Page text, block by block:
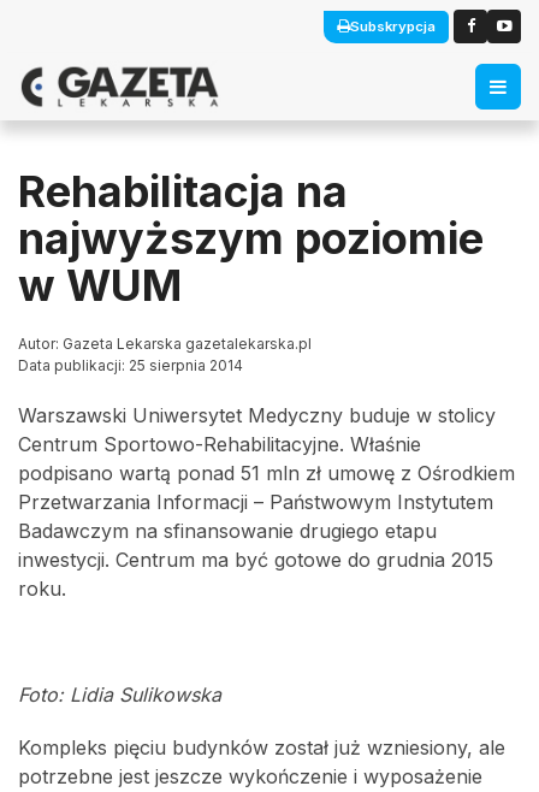
Subskrypcja
Rehabilitacja na
najwyższym poziomie
w WUM
Autor: Gazeta Lekarska gazetalekarska.pl
Data publikacji: 25 sierpnia 2014
Warszawski Uniwersytet Medyczny buduje w stolicy
Centrum Sportowo-Rehabilitacyjne. Właśnie
podpisano wartą ponad 51 mln zł umowę z Ośrodkiem
Przetwarzania Informacji – Państwowym Instytutem
Badawczym na sfinansowanie drugiego etapu
inwestycji. Centrum ma być gotowe do grudnia 2015
roku.
Foto: Lidia Sulikowska
Kompleks pięciu budynków został już wzniesiony, ale
potrzebne jest jeszcze wykończenie i wyposażenie